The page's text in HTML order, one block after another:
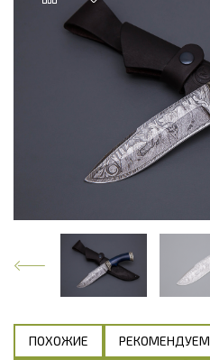
ПОХОЖИЕ РЕКОМЕНДУЕМ